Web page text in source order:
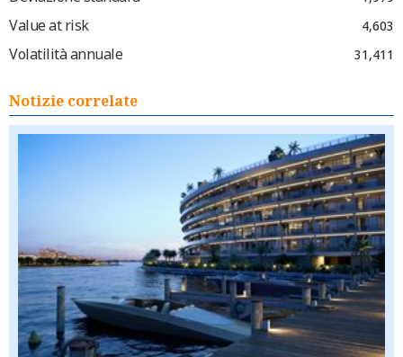
Value at risk 4,603
Volatilità annuale 31,411
Notizie correlate